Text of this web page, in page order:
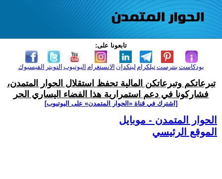
تابعونا على:
الفيسبوك التويتر اليوتيوب الانستغرام لينكدإن تيلكرامبنترست بودكاست
تبرعاتكم وتبرعاتكن المالية تحفظ استقلال الحوار المتمدن،
فشاركونا في دعم استمرارية هذا الفضاء اليساري الحر
[اشترك في قناة ‫«الحوار المتمدن» على اليوتيوب]
الحوار المتمدن - موبايل
الموقع الرئيسي